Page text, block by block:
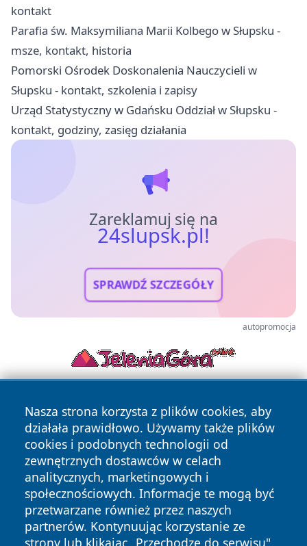
kontakt
Parafia św. Maksymiliana Marii Kolbego w Słupsku -
msze, kontakt, historia
Pomorski Ośrodek Doskonalenia Nauczycieli w
Słupsku - kontakt, szkolenia i zapisy
Urząd Statystyczny w Gdańsku Oddział w Słupsku -
kontakt, godziny, zasięg działania
Zareklamuj się na
24slupsk.pl!
SPRAWDŹ SZCZEGÓŁY
autopromocja
Nasza strona korzysta z plików cookies, aby
działała prawidłowo. Używamy także plików
cookies i podobnych technologii od
zewnętrznych dostawców w celach
analitycznych, marketingowych i
społecznościowych. Informacje te mogą być
przetwarzane również przez naszych
partnerów. Kontynuując korzystanie ze
strony lub klikając „Przechodzę do serwisu",
Copyright © 2026 24slupsk.pl Wszystkie prawa zastrzeżone.
News Autorzy
Polityka
Polityka